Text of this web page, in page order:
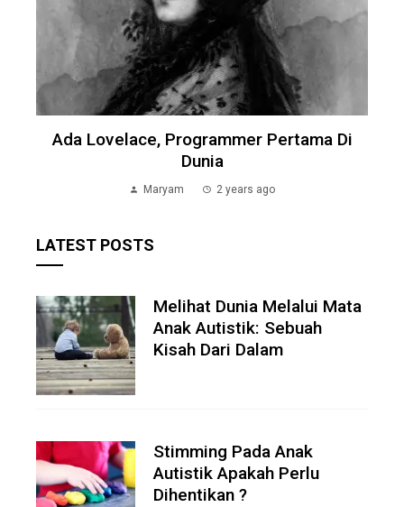
Ada Lovelace, Programmer Pertama Di
Dunia
Maryam 2 years ago
LATEST POSTS
Melihat Dunia Melalui Mata
Anak Autistik: Sebuah
Kisah Dari Dalam
Stimming Pada Anak
Autistik Apakah Perlu
Dihentikan ?